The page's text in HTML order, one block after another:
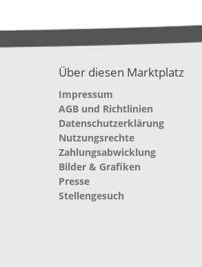
Über diesen Marktplatz
Impressum
AGB und Richtlinien
Datenschutzerklärung
Nutzungsrechte
Zahlungsabwicklung
Bilder & Grafiken
Presse
Stellengesuch